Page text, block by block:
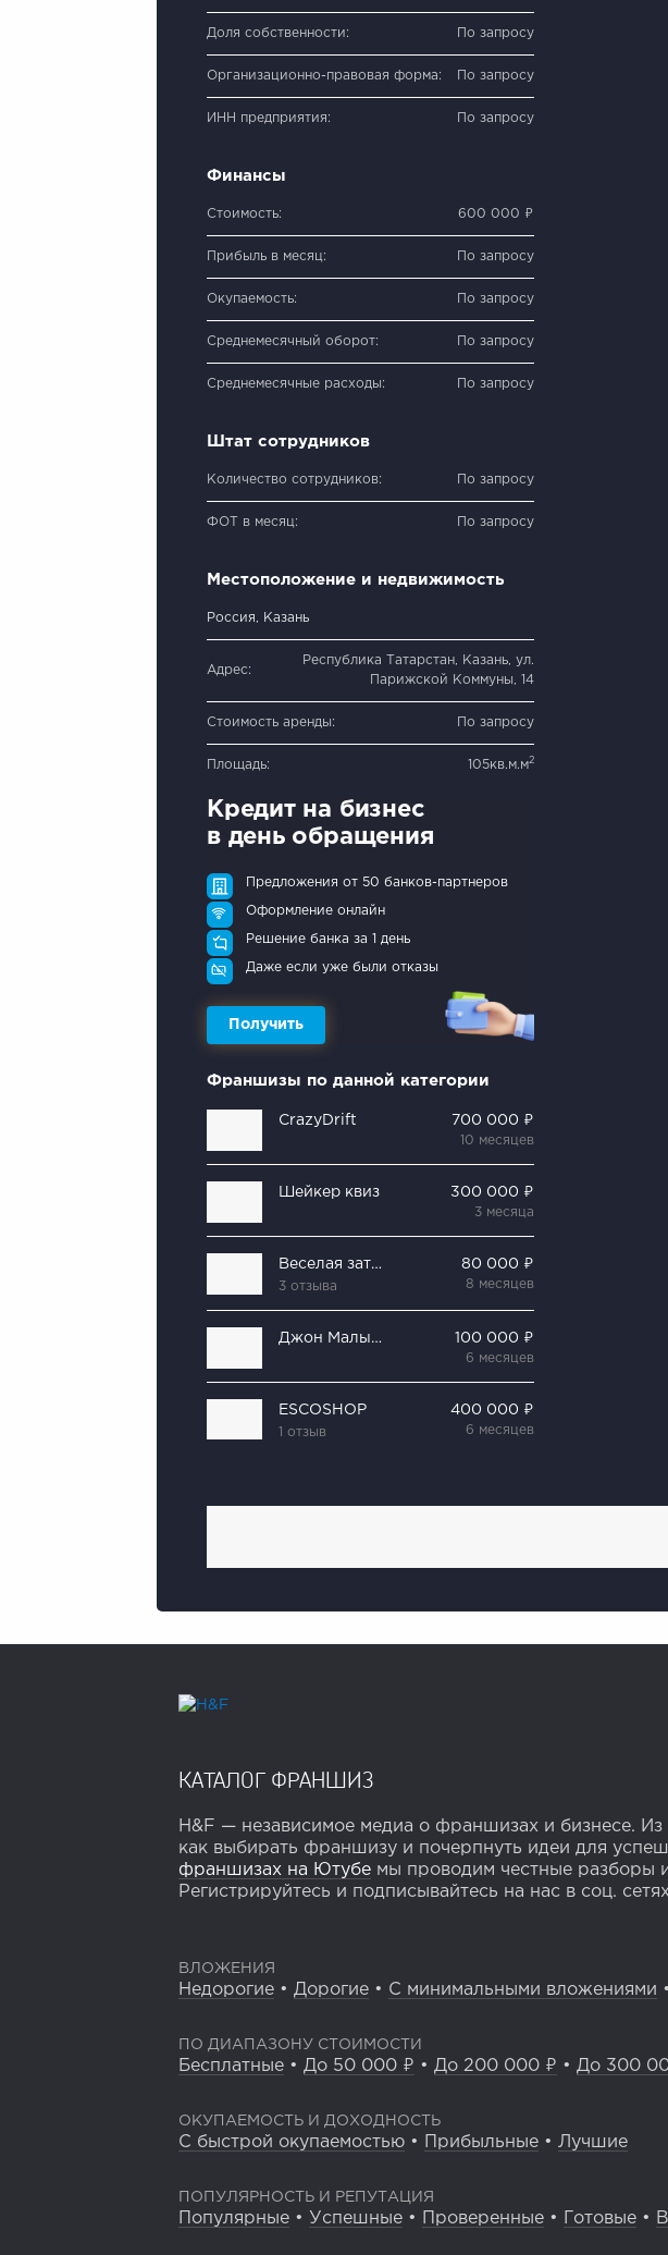
Доля собственности: По запросу
Организационно-правовая форма: По запросу
ИНН предприятия: По запросу
Финансы
Стоимость: 600 000 ₽
Прибыль в месяц: По запросу
Окупаемость: По запросу
Среднемесячный оборот: По запросу
Среднемесячные расходы: По запросу
Штат сотрудников
Количество сотрудников: По запросу
ФОТ в месяц: По запросу
Местоположение и недвижимость
Россия, Казань
Адрес:
Республика Татарстан, Казань, ул.
Парижской Коммуны, 14
Стоимость аренды: По запросу
Площадь: 105кв.м.м2
Кредит на бизнес
в день обращения
Предложения от 50 банков-партнеров
Оформление онлайн
Решение банка за 1 день
Даже если уже были отказы
Получить
Франшизы по данной категории
CrazyDrift 700 000 ₽
10 месяцев
Шейкер квиз 300 000 ₽
3 месяца
Веселая затея
3 отзыва
80 000 ₽
8 месяцев
Джон Малыш 100 000 ₽
6 месяцев
ESCOSHOP
1 отзыв
400 000 ₽
6 месяцев
КАТАЛОГ ФРАНШИЗ
H&F — независимое медиа о франшизах и бизнесе.
как выбирать франшизу и почерпнуть идеи для
франшизах на Ютубе мы проводим честные разборы
Регистрируйтесь и подписывайтесь на нас в соц.
ВЛОЖЕНИЯ
Недорогие • Дорогие • С минимальными вложениями •
ПО ДИАПАЗОНУ СТОИМОСТИ
Бесплатные • До 50 000 ₽ • До 200 000 ₽ • До 300
ОКУПАЕМОСТЬ И ДОХОДНОСТЬ
С быстрой окупаемостью • Прибыльные • Лучшие
ПОПУЛЯРНОСТЬ И РЕПУТАЦИЯ
Популярные • Успешные • Проверенные • Готовые •